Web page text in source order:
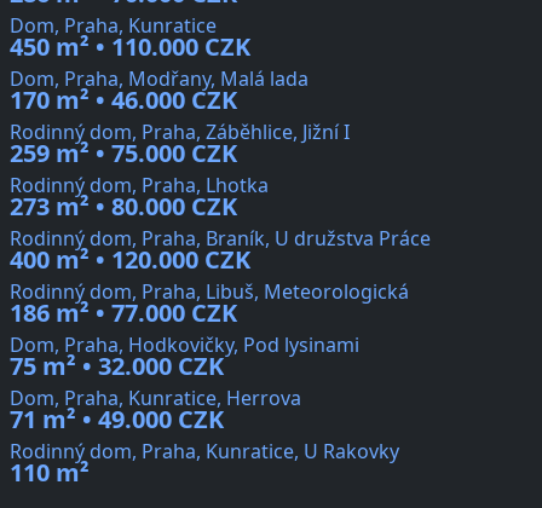
Dom, Praha, Kunratice
450 m² • 110.000 CZK
Dom, Praha, Modřany, Malá lada
170 m² • 46.000 CZK
Rodinný dom, Praha, Záběhlice, Jižní I
259 m² • 75.000 CZK
Rodinný dom, Praha, Lhotka
273 m² • 80.000 CZK
Rodinný dom, Praha, Braník, U družstva Práce
400 m² • 120.000 CZK
Rodinný dom, Praha, Libuš, Meteorologická
186 m² • 77.000 CZK
Dom, Praha, Hodkovičky, Pod lysinami
75 m² • 32.000 CZK
Dom, Praha, Kunratice, Herrova
71 m² • 49.000 CZK
Rodinný dom, Praha, Kunratice, U Rakovky
110 m²